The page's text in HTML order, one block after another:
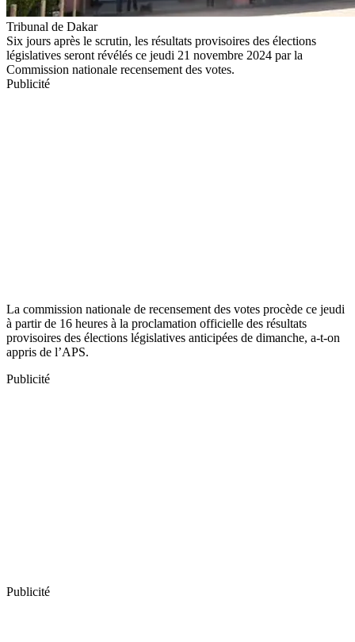
Tribunal de Dakar
Six jours après le scrutin, les résultats provisoires des élections
législatives seront révélés ce jeudi 21 novembre 2024 par la
Commission nationale recensement des votes.
Publicité
La commission nationale de recensement des votes procède ce jeudi
à partir de 16 heures à la proclamation officielle des résultats
provisoires des élections législatives anticipées de dimanche, a-t-on
appris de l’APS.
Publicité
Publicité